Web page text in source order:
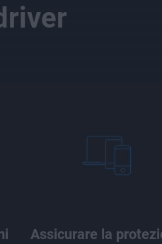
Assicurare la